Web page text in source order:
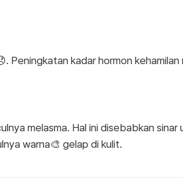
Peningkatan kadar hormon kehamilan
melasma. Hal ini disebabkan sinar
warna🎨 gelap di kulit.